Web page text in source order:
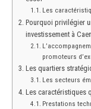
Les
Pourquoi privilégier
investissement à Caen
promoteurs
Les quartiers
Les secteurs
Les caractéristiques
Prestations